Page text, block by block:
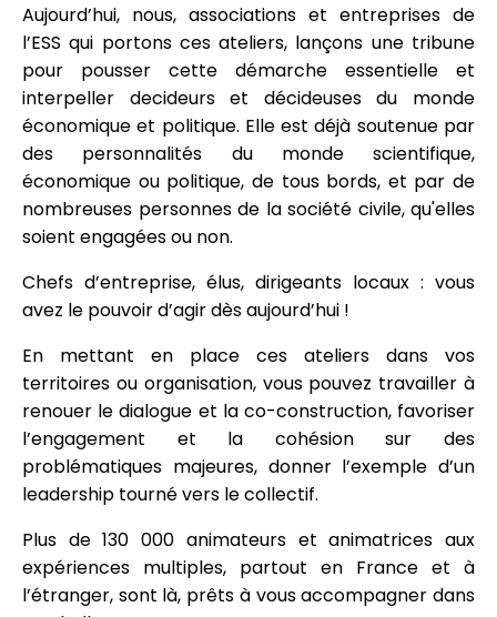
Aujourd’hui, nous, associations et entreprises de
l’ESS qui portons ces ateliers, lançons une tribune
pour pousser cette démarche essentielle et
interpeller decideurs et décideuses du monde
économique et politique. Elle est déjà soutenue par
des personnalités du monde scientifique,
économique ou politique, de tous bords, et par de
nombreuses personnes de la société civile, qu'elles
soient engagées ou non.
Chefs d’entreprise, élus, dirigeants locaux : vous
avez le pouvoir d’agir dès aujourd’hui !
En mettant en place ces ateliers dans vos
territoires ou organisation, vous pouvez travailler à
renouer le dialogue et la co-construction, favoriser
l’engagement et la cohésion sur des
problématiques majeures, donner l’exemple d’un
leadership tourné vers le collectif.
Plus de 130 000 animateurs et animatrices aux
expériences multiples, partout en France et à
l’étranger, sont là, prêts à vous accompagner dans